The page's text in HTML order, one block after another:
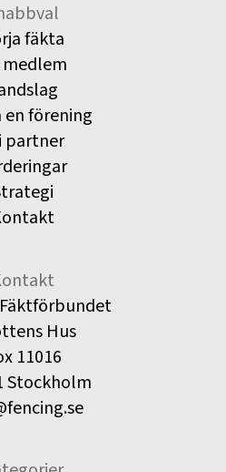
fäkta
medlem
förening
partner
Hus
11016
Stockholm